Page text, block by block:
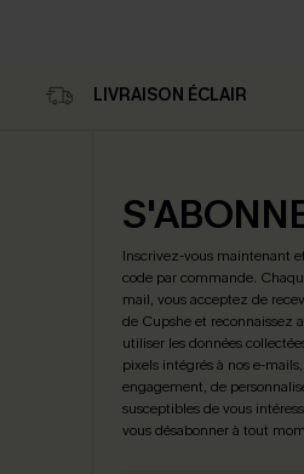
LIVRAISON ÉCLAIR
Inscrivez-vous maintenant
code par commande.
mail, vous acceptez de
de Cupshe et reconnaissez
utiliser les données
pixels intégrés à nos e-
engagement, de
susceptibles de vous
vous désabonner à tout